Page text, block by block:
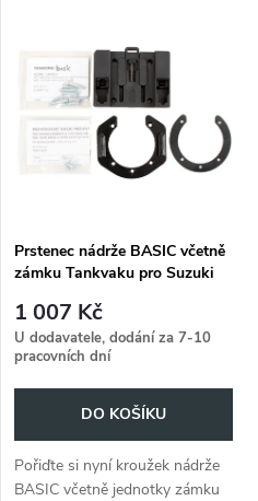
ůů
Prstenec nádrže BASIC včetně
zámku Tankvaku pro Suzuki
1 007 Kč
U dodavatele, dodání za 7-10
pracovních dní
DO KOŠÍKU
Pořiďte si nyní kroužek nádrže
BASIC včetně jednotky zámku